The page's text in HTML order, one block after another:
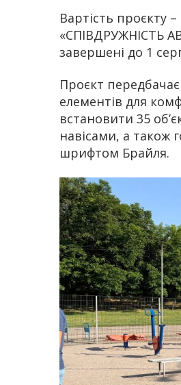
Вартість проєкту
«СПІВДРУЖНІСТЬ
завершені до 1
Проєкт
елементів для
встановити 35
навісами, а також
шрифтом Брайля.